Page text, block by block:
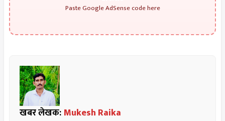
Paste Google AdSense code here
खबर लेखक: Mukesh Raika